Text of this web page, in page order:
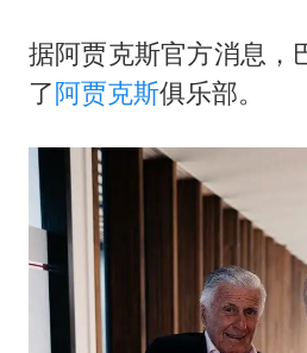
张本
据阿贾克斯官方消息，
了阿贾克斯俱乐部。